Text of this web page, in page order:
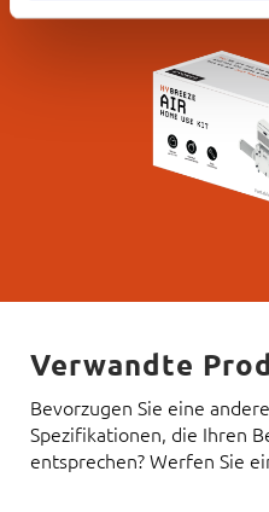
Verwandte
Bevorzugen Sie eine
Spezifikationen, die Ihren
entsprechen? Werfen Sie